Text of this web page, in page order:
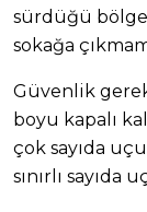
sürdüğü
sokağa
Güvenlik
boyu kapalı
çok sayıda
sınırlı